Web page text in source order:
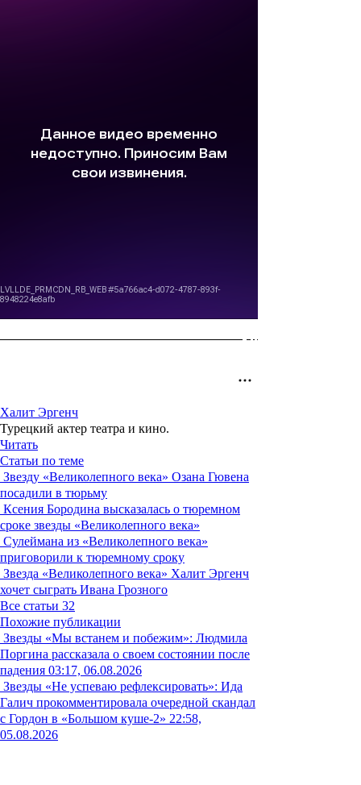
Халит Эргенч
Турецкий актер театра и кино.
Читать
Статьи по теме
Звезду «Великолепного века» Озана Гювена
посадили в тюрьму
Ксения Бородина высказалась о тюремном
сроке звезды «Великолепного века»
Сулеймана из «Великолепного века»
приговорили к тюремному сроку
Звезда «Великолепного века» Халит Эргенч
хочет сыграть Ивана Грозного
Все статьи 32
Похожие публикации
Звезды «Мы встанем и побежим»: Людмила
Поргина рассказала о своем состоянии после
падения 03:17, 06.08.2026
Звезды «Не успеваю рефлексировать»: Ида
Галич прокомментировала очередной скандал
с Гордон в «Большом куше-2» 22:58,
05.08.2026